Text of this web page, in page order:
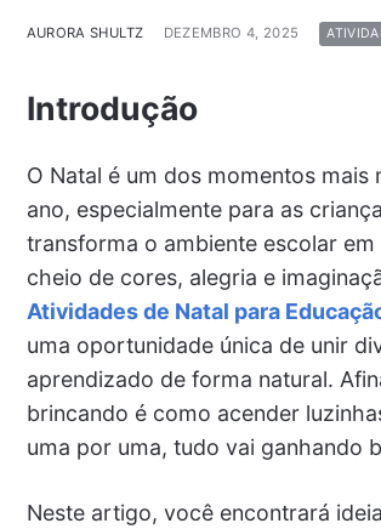
AURORA SHULTZ DEZEMBRO 4, 2025
Introdução
O Natal é um dos momentos mais
ano, especialmente para as
transforma o ambiente escolar em
cheio de cores, alegria e
Atividades de Natal para
uma oportunidade única de unir
aprendizado de forma natural.
brincando é como acender
uma por uma, tudo vai ganhando
Neste artigo, você encontrará